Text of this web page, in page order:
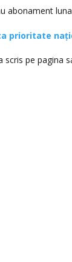
abonament
prioritate
pe pagina